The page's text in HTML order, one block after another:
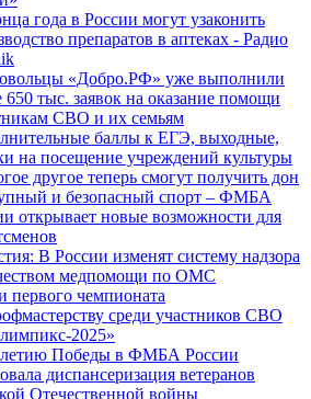
года в России могут узаконить
препаратов в аптеках - Радио
«Добро.РФ» уже выполнили
650 тыс. заявок на оказание помощи
СВО и их семьям
баллы к ЕГЭ, выходные,
на посещение учреждений культуры
другое теперь смогут получить дон
и безопасный спорт – ФМБА
открывает новые возможности для
В России изменят систему надзора
медпомощи по ОМС
первого чемпионата
среди участников СВО
2025»
Победы в ФМБА России
диспансеризация ветеранов
Отечественной войны